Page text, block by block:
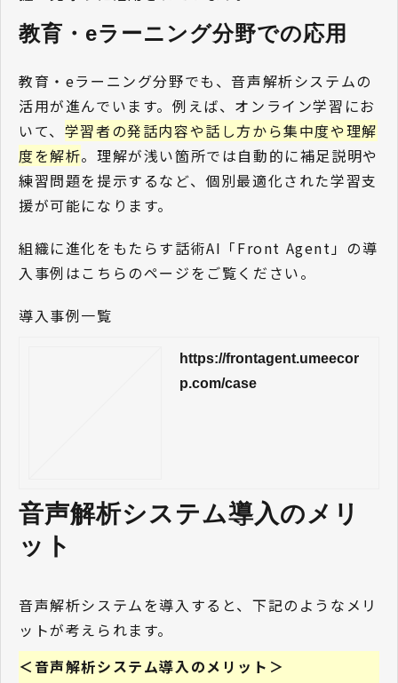
教育・eラーニング分野での応用
教育・eラーニング分野でも、音声解析システムの
活用が進んでいます。例えば、オンライン学習にお
いて、 学習者の発話内容や話し方から集中度や理解
度を解析。理解が浅い箇所では自動的に補足説明や
練習問題を提示するなど、個別最適化された学習支
援が可能になります。
組織に進化をもたらす話術AI「Front Agent」の導
入事例はこちらのページをご覧ください。
導入事例一覧
https://frontagent.umeecor
p.com/case
音声解析システム導入のメリ
ット
音声解析システムを導入すると、下記のようなメリ
ットが考えられます。
＜音声解析システム導入のメリット＞